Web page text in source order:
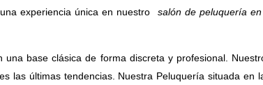
experiencia única en nuestro salón de peluquería
base clásica de forma discreta y profesional.
las últimas tendencias. Nuestra Peluquería situada